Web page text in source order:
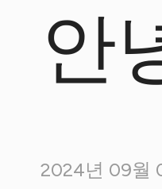
안
2024년 09월